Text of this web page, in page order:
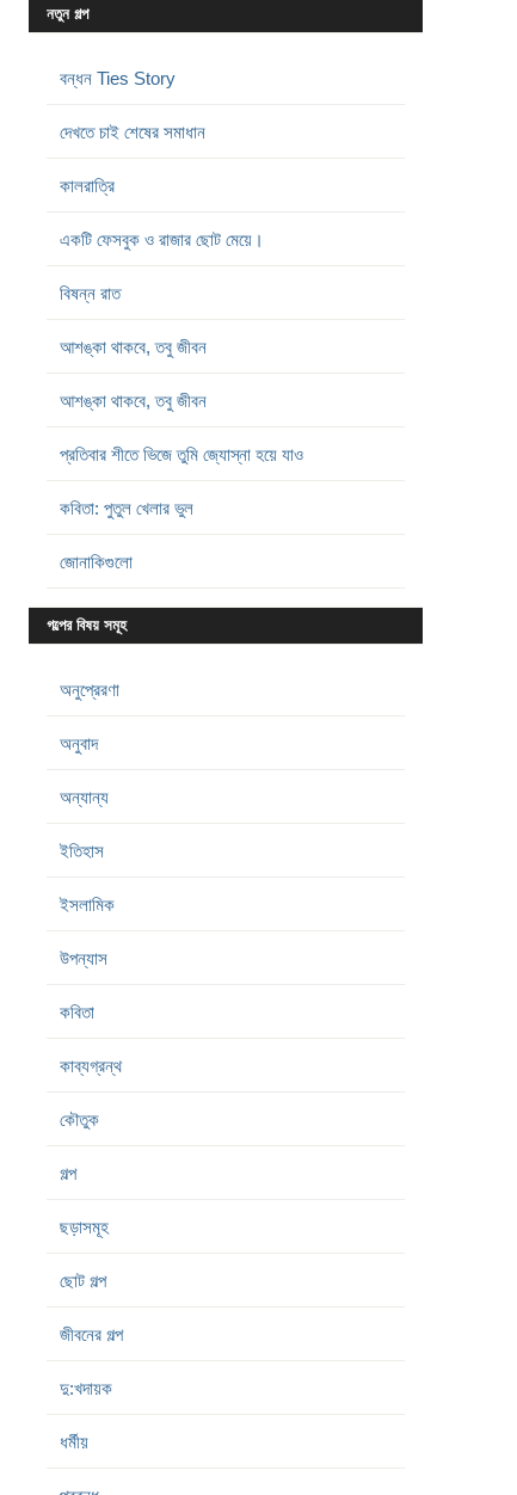
নতুন গল্প
বন্ধন Ties Story
দেখতে চাই শেষের সমাধান
কালরাত্রি
একটি ফেসবুক ও রাজার ছোট মেয়ে।
বিষন্ন রাত
আশঙ্কা থাকবে, তবু জীবন
আশঙ্কা থাকবে, তবু জীবন
প্রতিবার শীতে ভিজে তুমি জ্যোস্না হয়ে যাও
কবিতা: পুতুল খেলার ভুল
জোনাকিগুলো
গল্পের বিষয় সমূহ
অনুপ্রেরণা
অনুবাদ
অন্যান্য
ইতিহাস
ইসলামিক
উপন্যাস
কবিতা
কাব্যগ্রন্থ
কৌতুক
গল্প
ছড়াসমূহ
ছোট গল্প
জীবনের গল্প
দু:খদায়ক
ধর্মীয়